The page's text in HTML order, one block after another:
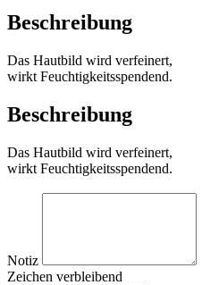
Beschreibung
Das Hautbild wird verfeinert,
wirkt Feuchtigkeitsspendend.
Beschreibung
Das Hautbild wird verfeinert,
wirkt Feuchtigkeitsspendend.
Notiz
Zeichen verbleibend